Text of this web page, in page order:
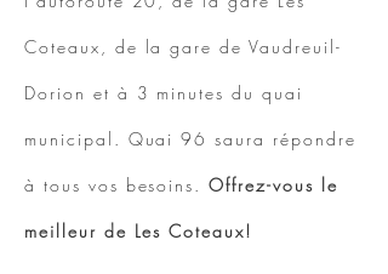
Coteaux, de la gare de Vaudreuil-
Dorion et à 3 minutes du quai
municipal. Quai 96 saura répondre
à tous vos besoins.Offrez-vous le
meilleur de Les Coteaux!